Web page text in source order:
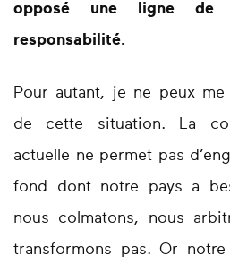
opposé une ligne de
responsabilité.
Pour autant, je ne peux me
de cette situation. La
actuelle ne permet pas
fond dont notre pays a
nous colmatons, nous
transformons pas. Or